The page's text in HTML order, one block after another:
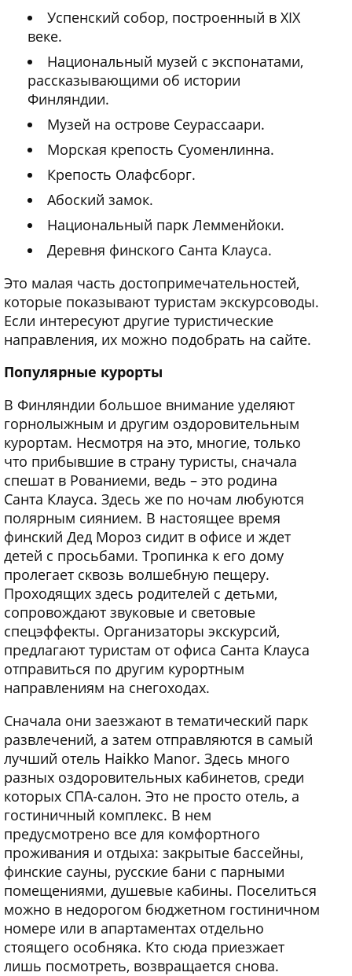
Успенский собор, построенный в XIX
веке.
Национальный музей с экспонатами,
рассказывающими об истории
Финляндии.
Музей на острове Сеурассаари.
Морская крепость Суоменлинна.
Крепость Олафсборг.
Абоский замок.
Национальный парк Лемменйоки.
Деревня финского Санта Клауса.
Это малая часть достопримечательностей,
которые показывают туристам экскурсоводы.
Если интересуют другие туристические
направления, их можно подобрать на сайте.
Популярные курорты
В Финляндии большое внимание уделяют
горнолыжным и другим оздоровительным
курортам. Несмотря на это, многие, только
что прибывшие в страну туристы, сначала
спешат в Рованиеми, ведь – это родина
Санта Клауса. Здесь же по ночам любуются
полярным сиянием. В настоящее время
финский Дед Мороз сидит в офисе и ждет
детей с просьбами. Тропинка к его дому
пролегает сквозь волшебную пещеру.
Проходящих здесь родителей с детьми,
сопровождают звуковые и световые
спецэффекты. Организаторы экскурсий,
предлагают туристам от офиса Санта Клауса
отправиться по другим курортным
направлениям на снегоходах.
Сначала они заезжают в тематический парк
развлечений, а затем отправляются в самый
лучший отель Haikko Manor. Здесь много
разных оздоровительных кабинетов, среди
которых СПА-салон. Это не просто отель, а
гостиничный комплекс. В нем
предусмотрено все для комфортного
проживания и отдыха: закрытые бассейны,
финские сауны, русские бани с парными
помещениями, душевые кабины. Поселиться
можно в недорогом бюджетном гостиничном
номере или в апартаментах отдельно
стоящего особняка. Кто сюда приезжает
лишь посмотреть, возвращается снова.